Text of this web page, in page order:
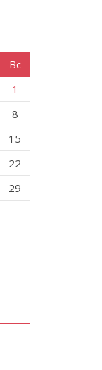
Вс
1
8
15
22
29